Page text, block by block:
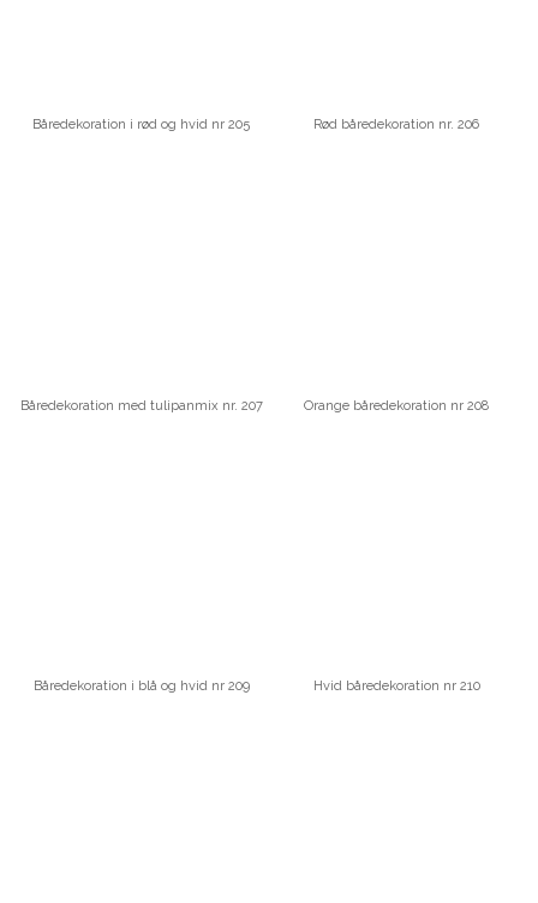
Båredekoration i rød og hvid nr 205 Rød båredekoration nr. 206
Båredekoration med tulipanmix nr. 207 Orange båredekoration nr 208
Båredekoration i blå og hvid nr 209 Hvid båredekoration nr 210